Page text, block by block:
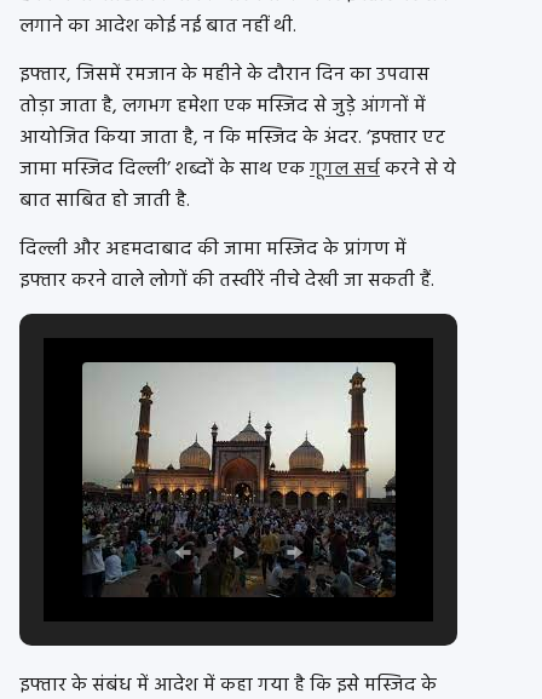
लगाने का आदेश कोई नई बात नहीं थी.
इफ्तार, जिसमें रमजान के महीने के दौरान दिन का उपवास
तोड़ा जाता है, लगभग हमेशा एक मस्जिद से जुड़े आंगनों में
आयोजित किया जाता है, न कि मस्जिद के अंदर. ‘इफ्तार एट
जामा मस्जिद दिल्ली’ शब्दों के साथ एकगूगल सर्चकरने से ये
बात साबित हो जाती है.
दिल्ली और अहमदाबाद की जामा मस्जिद के प्रांगण में
इफ्तार करने वाले लोगों की तस्वीरें नीचे देखी जा सकती हैं.
इफ्तार के संबंध में आदेश में कहा गया है कि इसे मस्जिद के